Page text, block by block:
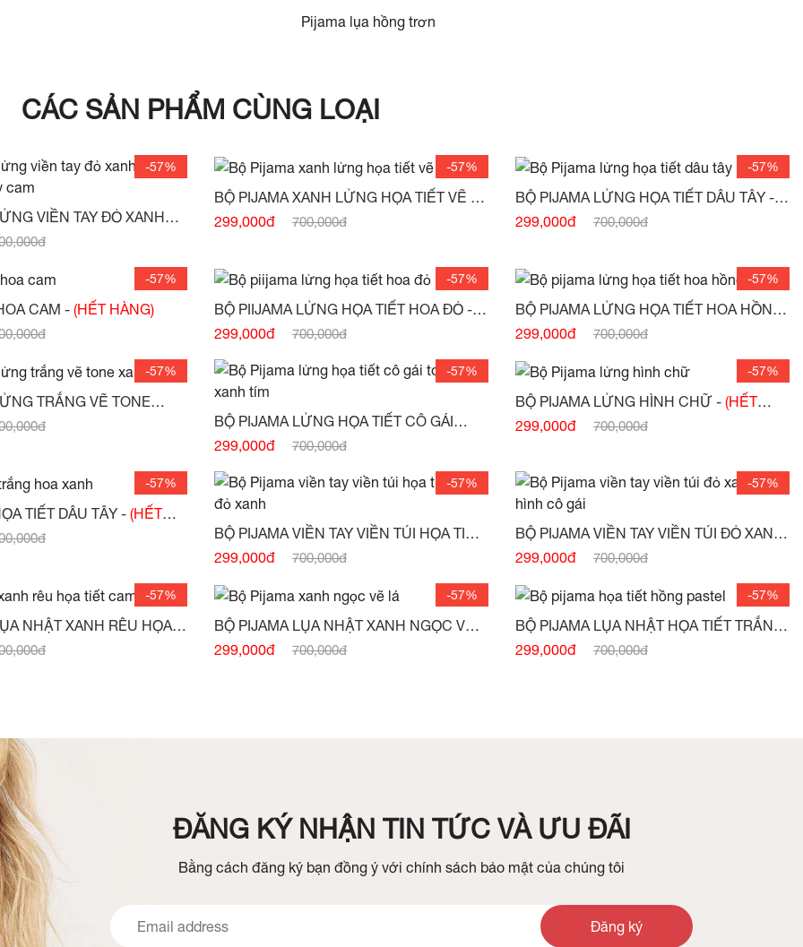
Pijama lụa hồng trơn
CÁC SẢN PHẨM CÙNG LOẠI
-57%
VIỀN TAY ĐỎ XANH
-57%
BỘ PIJAMA XANH LỬNG HỌA TIẾT VẼ -
(HẾT HÀNG)
299,000đ 700,000đ
-57%
BỘ PIJAMA LỬNG HỌA TIẾT DÂU TÂY -
(HẾT HÀNG)
299,000đ 700,000đ
-57%
BỘ PIIJAMA HOA CAM - (HẾT HÀNG)
-57%
BỘ PIIJAMA LỬNG HỌA TIẾT HOA ĐỎ -
(HẾT HÀNG)
299,000đ 700,000đ
-57%
BỘ PIJAMA LỬNG HỌA TIẾT HOA HỒNG
-(HẾT HÀNG)
299,000đ 700,000đ
-57%
TRẮNG VẼ TONE
HÀNG)
-57%
BỘ PIJAMA LỬNG HỌA TIẾT CÔ GÁI
TONE XANH TÍM -(HẾT HÀNG)
299,000đ 700,000đ
-57%
BỘ PIJAMA LỬNG HÌNH CHỮ - (HẾT
HÀNG)
299,000đ 700,000đ
-57%
BỘ PIJAMA HỌA TIẾT DÂU TÂY - (HẾT
-57%
BỘ PIJAMA VIỀN TAY VIỀN TÚI HỌA TIẾT
HOA ĐỎ XANH -(HẾT HÀNG)
299,000đ 700,000đ
-57%
BỘ PIJAMA VIỀN TAY VIỀN TÚI ĐỎ XANH
VẼ HÌNH CÔ GÁI -(HẾT HÀNG)
299,000đ 700,000đ
-57%
NHẬT XANH RÊU HỌA
HÀNG)
-57%
BỘ PIJAMA LỤA NHẬT XANH NGỌC VẼ
LÁ - (HẾT HÀNG)
299,000đ 700,000đ
-57%
BỘ PIJAMA LỤA NHẬT HỌA TIẾT TRẮNG
HỒNG PASTEL -(HẾT HÀNG)
299,000đ 700,000đ
ĐĂNG KÝ NHẬN TIN TỨC VÀ ƯU ĐÃI
Bằng cách đăng ký bạn đồng ý với chính sách bảo mật của chúng tôi
Đăng ký